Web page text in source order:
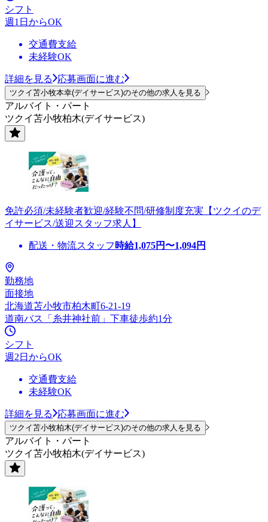
シフト
週1日からOK
交通費支給
未経験OK
詳細を見る 応募画面に進む
ツクイ苫小牧本幸(デイサービス)のその他の求人を見る
アルバイト・パート
ツクイ苫小牧柏木(デイサービス)
免許必須/未経験者歓迎/経験不問/研修制度充実【ツクイのデ
イサービス/送迎スタッフ求人】
配送・物流スタッフ 時給1,075円〜1,094円
勤務地
面接地
北海道苫小牧市柏木町6-21-19
道南バス「糸井神社前」下車徒歩約1分
シフト
週2日からOK
交通費支給
未経験OK
詳細を見る 応募画面に進む
ツクイ苫小牧柏木(デイサービス)のその他の求人を見る
アルバイト・パート
ツクイ苫小牧柏木(デイサービス)